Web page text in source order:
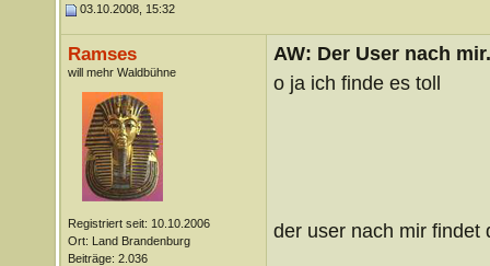
03.10.2008, 15:32
Ramses
will mehr Waldbühne
Registriert seit: 10.10.2006
Ort: Land Brandenburg
Beiträge: 2.036
AW: Der User nach
o ja ich finde es toll
der user nach mir findet